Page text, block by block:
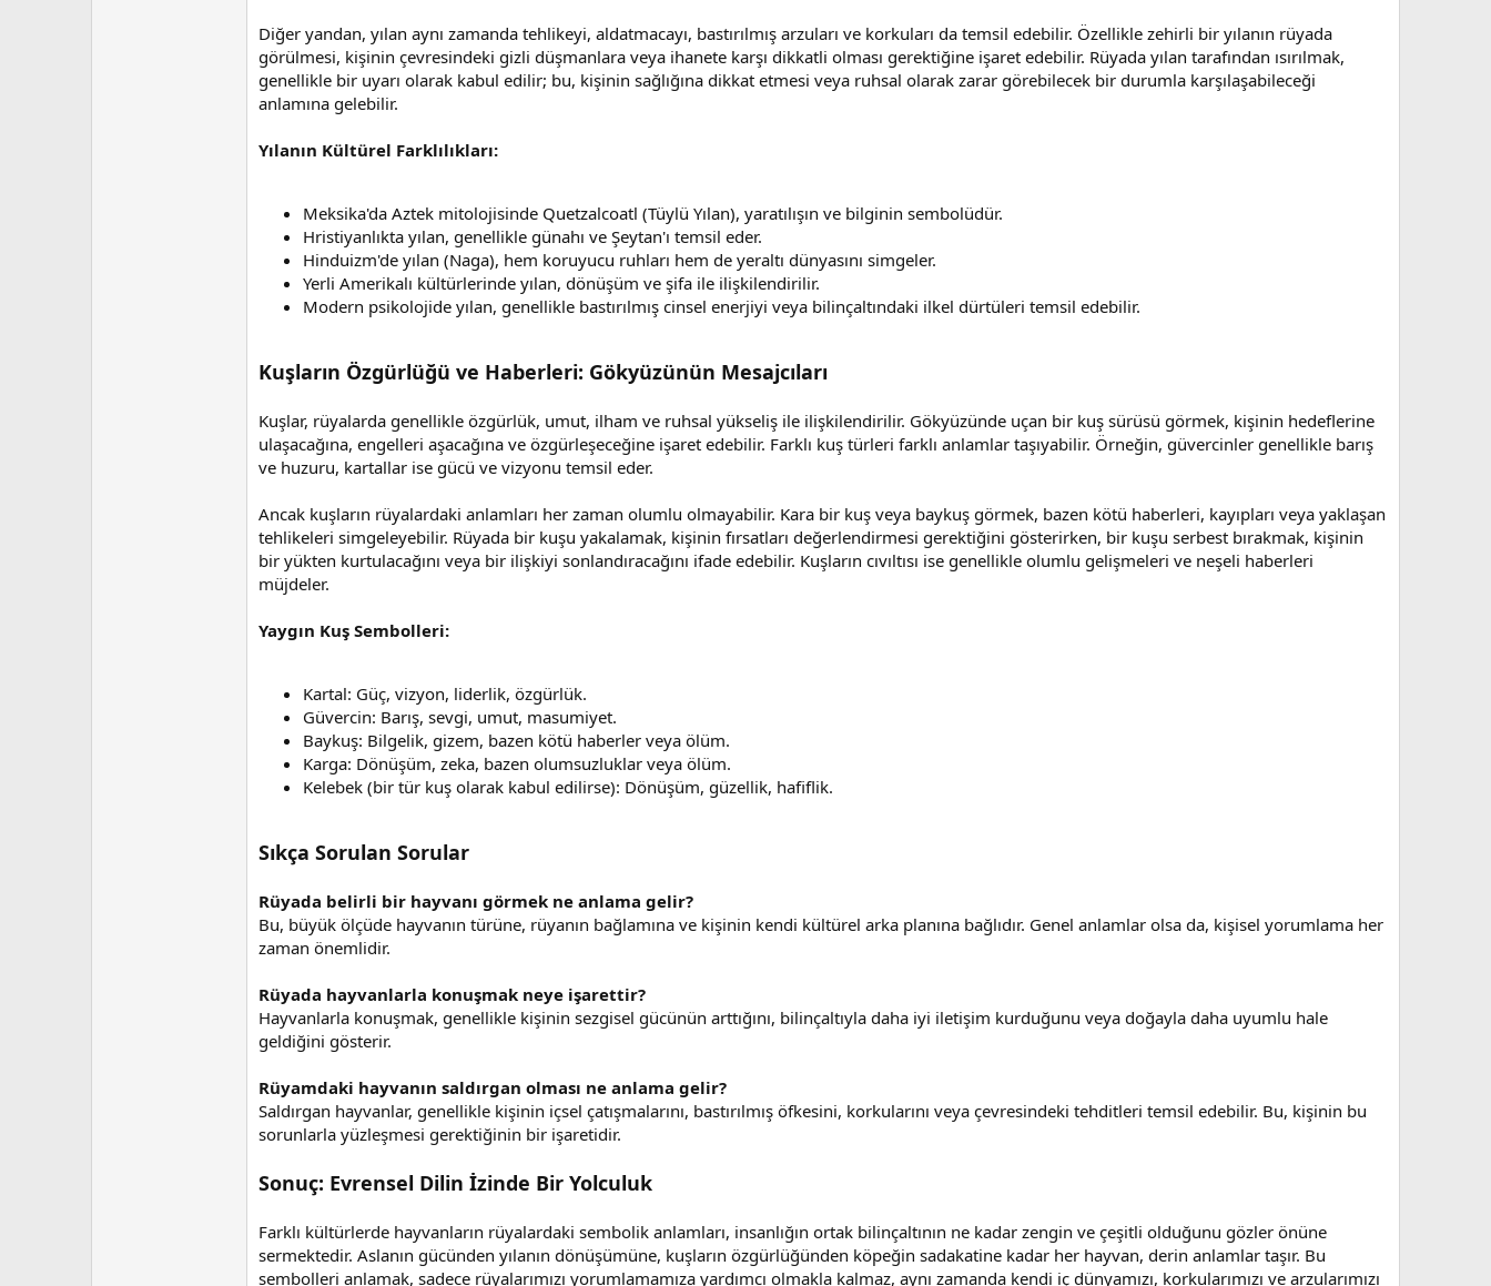
Diğer yandan, yılan aynı zamanda tehlikeyi, aldatmacayı, bastırılmış arzuları ve korkuları da temsil edebilir. Özellikle zehirli bir yılanın rüyada
görülmesi, kişinin çevresindeki gizli düşmanlara veya ihanete karşı dikkatli olması gerektiğine işaret edebilir. Rüyada yılan tarafından ısırılmak,
genellikle bir uyarı olarak kabul edilir; bu, kişinin sağlığına dikkat etmesi veya ruhsal olarak zarar görebilecek bir durumla karşılaşabileceği
anlamına gelebilir.
Yılanın Kültürel Farklılıkları:
Meksika'da Aztek mitolojisinde Quetzalcoatl (Tüylü Yılan), yaratılışın ve bilginin sembolüdür.
Hristiyanlıkta yılan, genellikle günahı ve Şeytan'ı temsil eder.
Hinduizm'de yılan (Naga), hem koruyucu ruhları hem de yeraltı dünyasını simgeler.
Yerli Amerikalı kültürlerinde yılan, dönüşüm ve şifa ile ilişkilendirilir.
Modern psikolojide yılan, genellikle bastırılmış cinsel enerjiyi veya bilinçaltındaki ilkel dürtüleri temsil edebilir.
Kuşların Özgürlüğü ve Haberleri: Gökyüzünün Mesajcıları
Kuşlar, rüyalarda genellikle özgürlük, umut, ilham ve ruhsal yükseliş ile ilişkilendirilir. Gökyüzünde uçan bir kuş sürüsü görmek, kişinin hedeflerine
ulaşacağına, engelleri aşacağına ve özgürleşeceğine işaret edebilir. Farklı kuş türleri farklı anlamlar taşıyabilir. Örneğin, güvercinler genellikle barış
ve huzuru, kartallar ise gücü ve vizyonu temsil eder.
Ancak kuşların rüyalardaki anlamları her zaman olumlu olmayabilir. Kara bir kuş veya baykuş görmek, bazen kötü haberleri, kayıpları veya yaklaşan
tehlikeleri simgeleyebilir. Rüyada bir kuşu yakalamak, kişinin fırsatları değerlendirmesi gerektiğini gösterirken, bir kuşu serbest bırakmak, kişinin
bir yükten kurtulacağını veya bir ilişkiyi sonlandıracağını ifade edebilir. Kuşların cıvıltısı ise genellikle olumlu gelişmeleri ve neşeli haberleri
müjdeler.
Yaygın Kuş Sembolleri:
Kartal: Güç, vizyon, liderlik, özgürlük.
Güvercin: Barış, sevgi, umut, masumiyet.
Baykuş: Bilgelik, gizem, bazen kötü haberler veya ölüm.
Karga: Dönüşüm, zeka, bazen olumsuzluklar veya ölüm.
Kelebek (bir tür kuş olarak kabul edilirse): Dönüşüm, güzellik, hafiflik.
Sıkça Sorulan Sorular
Rüyada belirli bir hayvanı görmek ne anlama gelir?
Bu, büyük ölçüde hayvanın türüne, rüyanın bağlamına ve kişinin kendi kültürel arka planına bağlıdır. Genel anlamlar olsa da, kişisel yorumlama her
zaman önemlidir.
Rüyada hayvanlarla konuşmak neye işarettir?
Hayvanlarla konuşmak, genellikle kişinin sezgisel gücünün arttığını, bilinçaltıyla daha iyi iletişim kurduğunu veya doğayla daha uyumlu hale
geldiğini gösterir.
Rüyamdaki hayvanın saldırgan olması ne anlama gelir?
Saldırgan hayvanlar, genellikle kişinin içsel çatışmalarını, bastırılmış öfkesini, korkularını veya çevresindeki tehditleri temsil edebilir. Bu, kişinin bu
sorunlarla yüzleşmesi gerektiğinin bir işaretidir.
Sonuç: Evrensel Dilin İzinde Bir Yolculuk
Farklı kültürlerde hayvanların rüyalardaki sembolik anlamları, insanlığın ortak bilinçaltının ne kadar zengin ve çeşitli olduğunu gözler önüne
sermektedir. Aslanın gücünden yılanın dönüşümüne, kuşların özgürlüğünden köpeğin sadakatine kadar her hayvan, derin anlamlar taşır. Bu
sembolleri anlamak, sadece rüyalarımızı yorumlamamıza yardımcı olmakla kalmaz, aynı zamanda kendi iç dünyamızı, korkularımızı ve arzularımızı